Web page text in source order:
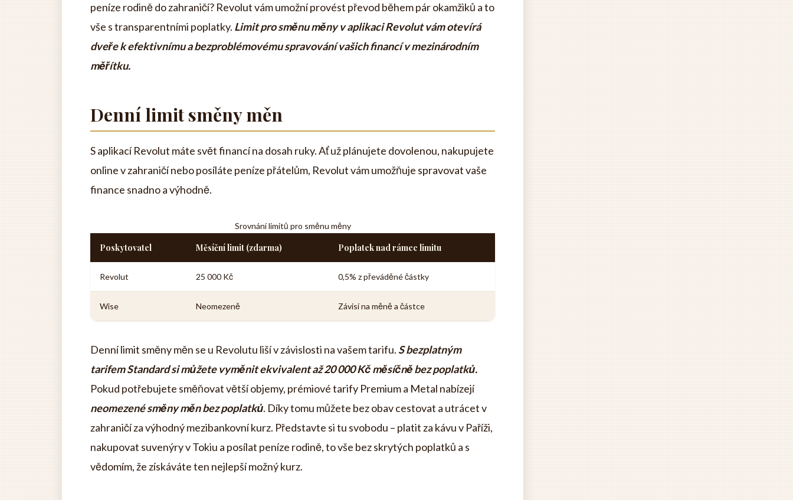
peníze rodině do zahraničí? Revolut vám umožní provést převod během pár okamžiků a to
vše s transparentními poplatky. Limit pro směnu měny v aplikaci Revolut vám otevírá
dveře k efektivnímu a bezproblémovému spravování vašich financí v mezinárodním
měřítku.
Denní limit směny měn
S aplikací Revolut máte svět financí na dosah ruky. Ať už plánujete dovolenou, nakupujete
online v zahraničí nebo posíláte peníze přátelům, Revolut vám umožňuje spravovat vaše
finance snadno a výhodně.
Srovnání limitů pro směnu měny
Poskytovatel Měsíční limit (zdarma) Poplatek nad rámec limitu
Revolut 25 000 Kč 0,5% z převáděné částky
Wise Neomezeně Závisí na měně a částce
Denní limit směny měn se u Revolutu liší v závislosti na vašem tarifu. S bezplatným
tarifem Standard si můžete vyměnit ekvivalent až 20 000 Kč měsíčně bez poplatků.
Pokud potřebujete směňovat větší objemy, prémiové tarify Premium a Metal nabízejí
neomezené směny měn bez poplatků. Díky tomu můžete bez obav cestovat a utrácet v
zahraničí za výhodný mezibankovní kurz. Představte si tu svobodu – platit za kávu v Paříži,
nakupovat suvenýry v Tokiu a posílat peníze rodině, to vše bez skrytých poplatků a s
vědomím, že získáváte ten nejlepší možný kurz.